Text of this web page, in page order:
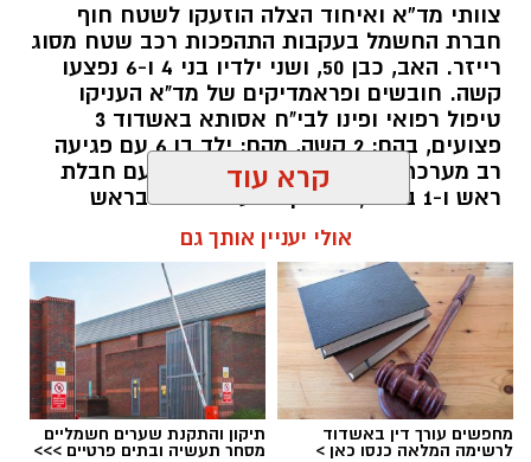
צוותי מד”א ואיחוד הצלה הוזעקו לשטח חוף
חברת החשמל בעקבות התהפכות רכב שטח מסוג
רייזר. האב, כבן 50, ושני ילדיו בני 4 ו-6 נפצעו
קשה. חובשים ופראמדיקים של מד"א העניקו
טיפול רפואי ופינו לבי"ח אסותא באשדוד 3
פצועים, בהם: 2 קשה, מהם: ילד בן 6 עם פגיעה
רב מערכתית מחוסר הכרה וילד בן 4 עם חבלת
ראש ו-1 בינוני, גבר בן 36 עם חבלות בראש
להאזנה לתוכן:
עופר אשטוקר / 18:24 07.08.26
קרא עוד
אולי יעניין אותך גם
מחפשים עורך דין באשדוד
לרשימה המלאה כנסו כאן >
תיקון והתקנת שערים חשמליים
מסחר תעשיה ובתים פרטיים >>>